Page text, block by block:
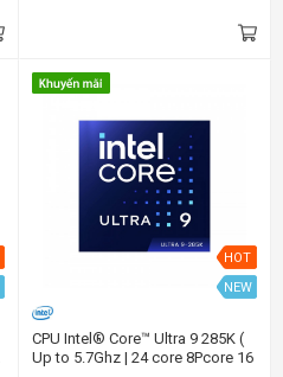
HOT
NEW
CPU Intel® Core™ Ultra 9 285K (
Up to 5.7Ghz | 24 core 8Pcore 16